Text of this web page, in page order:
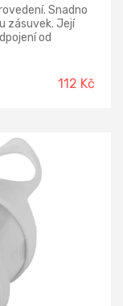
Snadno
zásuvek. Její
od
112 Kč